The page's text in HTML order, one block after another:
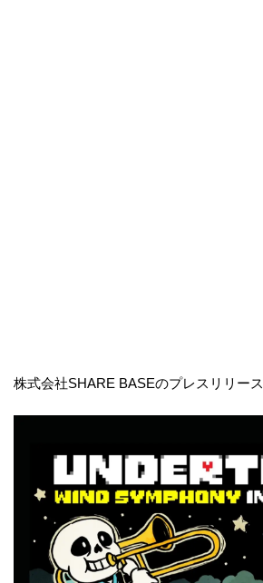
株式会社SHARE BASEのプレスリリース